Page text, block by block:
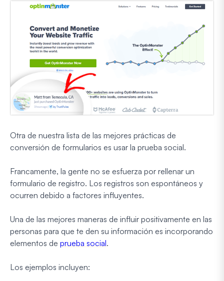
Otra de nuestra lista de las mejores prácticas de
conversión de formularios es usar la prueba social.
Francamente, la gente no se esfuerza por rellenar un
formulario de registro. Los registros son espontáneos y
ocurren debido a factores influyentes.
Una de las mejores maneras de influir positivamente en las
personas para que te den su información es incorporando
elementos de prueba social.
Los ejemplos incluyen: